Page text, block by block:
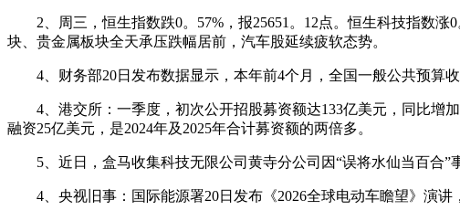
2、周三，恒生指数跌0。57%，报25651。12点。恒生科技指数涨0
块、贵金属板块全天承压跌幅居前，汽车股延续疲软态势。
4、财务部20日发布数据显示，本年前4个月，全国一般公共预算收
4、港交所：一季度，初次公开招股募资额达133亿美元，同比增加
融资25亿美元，是2024年及2025年合计募资额的两倍多。
5、近日，盒马收集科技无限公司黄寺分公司因“误将水仙当百合”
4、央视旧事：国际能源署20日发布《2026全球电动车瞻望》演讲